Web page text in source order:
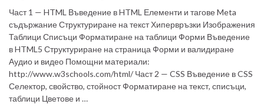
Част 1 — HTML Въведение в HTML Елементи и тагове Meta
съдържание Структуриране на текст Хипервръзки Изображения
Таблици Списъци Форматиране на таблици Форми Въведение
в HTML5 Структуриране на страница Форми и валидиране
Аудио и видео Помощни материали:
http://www.w3schools.com/html/ Част 2 — CSS Въведение в CSS
Селектор, свойство, стойност Форматиране на текст, списъци,
таблици Цветове и …